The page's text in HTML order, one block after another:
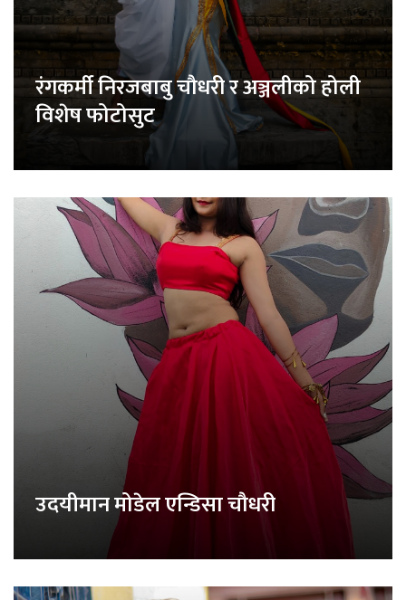
रंगकर्मी निरजबाबु चौधरी र अञ्जलीको होली
विशेष फोटोसुट
उदयीमान मोडेल एन्डिसा चौधरी